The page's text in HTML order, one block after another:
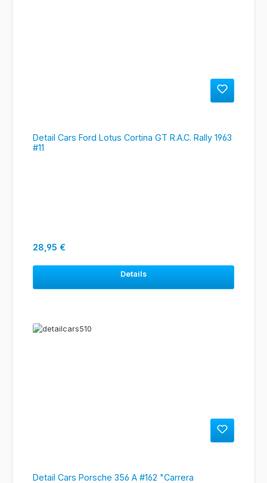
Detail Cars Ford Lotus Cortina GT R.A.C. Rally 1963
#11
Regulärer Preis:
28,95 €
Details
Detail Cars Porsche 356 A #162 "Carrera